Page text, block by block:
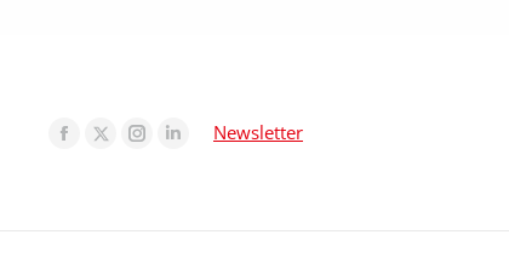
Newsletter